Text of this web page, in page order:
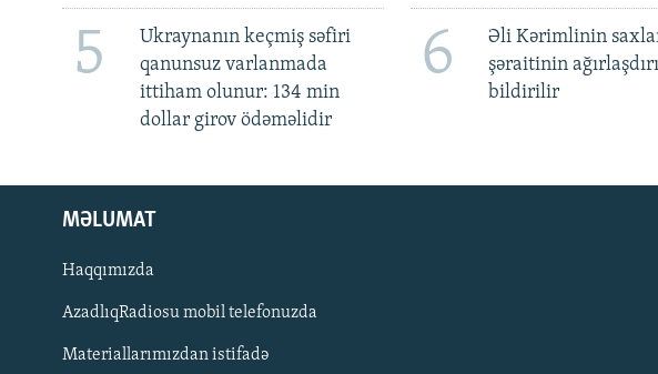
5
Ukraynanın keçmiş səfiri
qanunsuz varlanmada
ittiham olunur: 134 min
dollar girov ödəməlidir
6
Əli Kərimlinin
şəraitinin
bildirilir
MƏLUMAT
Haqqımızda
AzadlıqRadiosu mobil telefonuzda
Materiallarımızdan istifadə